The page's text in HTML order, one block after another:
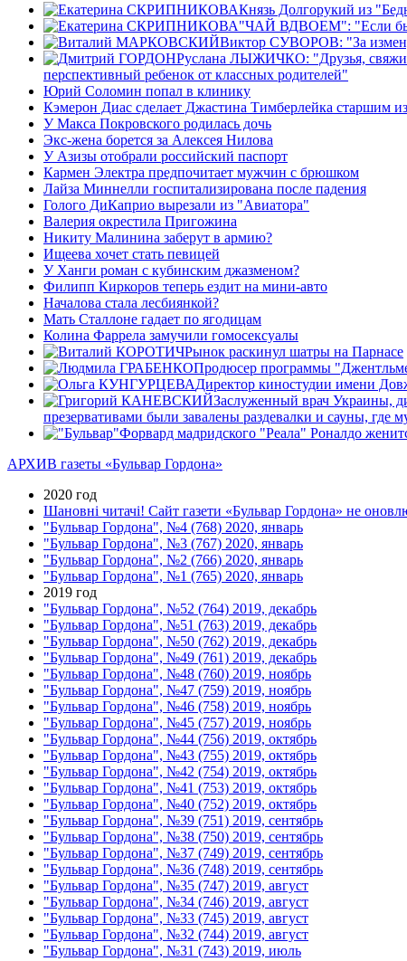
Князь Долгорукий из
"ЧАЙ ВДВОЕМ": "Если бы
Виктор СУВОРОВ: "За измену
Руслана ЛЫЖИЧКО: "Друзья, свяжите
перспективный ребенок от классных родителей"
Юрий Соломин попал в клинику
Кэмерон Диас сделает Джастина Тимберлейка старшим
У Макса Покровского родилась дочь
Экс-жена борется за Алексея Нилова
У Азизы отобрали российский паспорт
Кармен Электра предпочитает мужчин с брюшком
Лайза Миннелли госпитализирована после падения
Голого ДиКаприо вырезали из "Авиатора"
Валерия окрестила Пригожина
Никиту Малинина заберут в армию?
Ищеева хочет стать певицей
У Ханги роман с кубинским джазменом?
Филипп Киркоров теперь ездит на мини-авто
Началова стала лесбиянкой?
Мать Сталлоне гадает по ягодицам
Колина Фаррела замучили гомосексуалы
Рынок раскинул шатры на Парнасе
Продюсер программы
Директор киностудии имени
Заслуженный врач Украины,
презервативами были завалены раздевалки и сауны,
Форвард мадридского "Реала" Роналдо
АРХИВ газеты «Бульвар Гордона»
2020 год
Шановні читачі! Сайт газети «Бульвар Гордона» не
"Бульвар Гордона", №4 (768) 2020, январь
"Бульвар Гордона", №3 (767) 2020, январь
"Бульвар Гордона", №2 (766) 2020, январь
"Бульвар Гордона", №1 (765) 2020, январь
2019 год
"Бульвар Гордона", №52 (764) 2019, декабрь
"Бульвар Гордона", №51 (763) 2019, декабрь
"Бульвар Гордона", №50 (762) 2019, декабрь
"Бульвар Гордона", №49 (761) 2019, декабрь
"Бульвар Гордона", №48 (760) 2019, ноябрь
"Бульвар Гордона", №47 (759) 2019, ноябрь
"Бульвар Гордона", №46 (758) 2019, ноябрь
"Бульвар Гордона", №45 (757) 2019, ноябрь
"Бульвар Гордона", №44 (756) 2019, октябрь
"Бульвар Гордона", №43 (755) 2019, октябрь
"Бульвар Гордона", №42 (754) 2019, октябрь
"Бульвар Гордона", №41 (753) 2019, октябрь
"Бульвар Гордона", №40 (752) 2019, октябрь
"Бульвар Гордона", №39 (751) 2019, сентябрь
"Бульвар Гордона", №38 (750) 2019, сентябрь
"Бульвар Гордона", №37 (749) 2019, сентябрь
"Бульвар Гордона", №36 (748) 2019, сентябрь
"Бульвар Гордона", №35 (747) 2019, август
"Бульвар Гордона", №34 (746) 2019, август
"Бульвар Гордона", №33 (745) 2019, август
"Бульвар Гордона", №32 (744) 2019, август
"Бульвар Гордона", №31 (743) 2019, июль